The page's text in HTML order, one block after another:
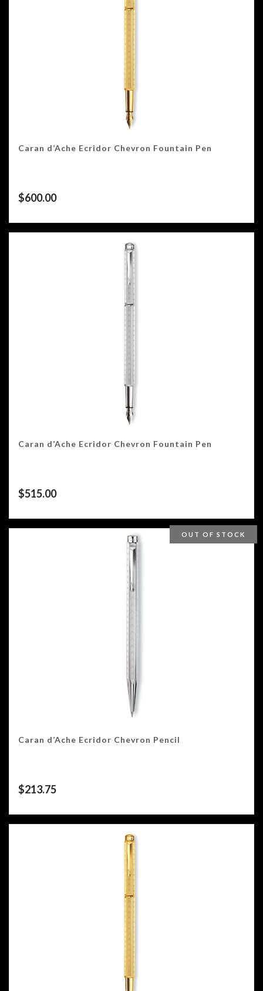
Caran d’Ache Ecridor Chevron Fountain Pen
$600.00
Caran d’Ache Ecridor Chevron Fountain Pen
$515.00
OUT OF STOCK
Caran d’Ache Ecridor Chevron Pencil
$213.75